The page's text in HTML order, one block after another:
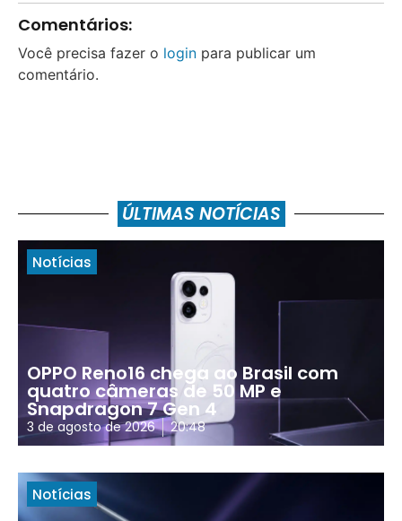
Comentários:
Você precisa fazer o login para publicar um
comentário.
ÚLTIMAS NOTÍCIAS
Notícias
OPPO Reno16 chega ao Brasil com
quatro câmeras de 50 MP e
Snapdragon 7 Gen 4
3 de agosto de 2026 20:48
Notícias